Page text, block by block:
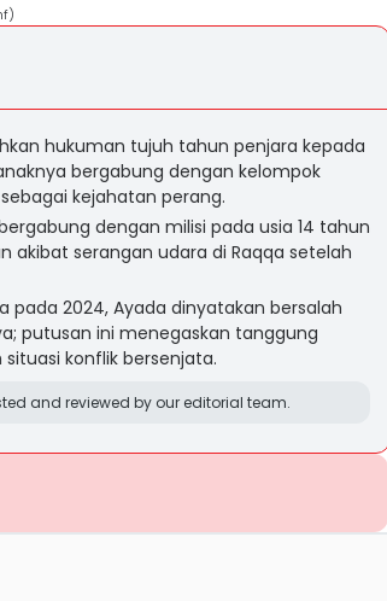
hukuman tujuh tahun penjara kepada
bergabung dengan kelompok
kejahatan perang.
dengan milisi pada usia 14 tahun
akibat serangan udara di Raqqa setelah
pada 2024, Ayada dinyatakan bersalah
putusan ini menegaskan tanggung
konflik bersenjata.
and reviewed by our editorial team.